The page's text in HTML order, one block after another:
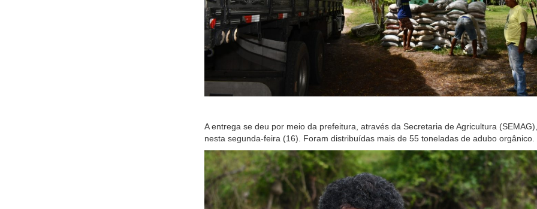
A entrega se deu por meio da prefeitura, através da Secretaria de Agricultura (SEMAG),
nesta segunda-feira (16). Foram distribuídas mais de 55 toneladas de adubo orgânico.